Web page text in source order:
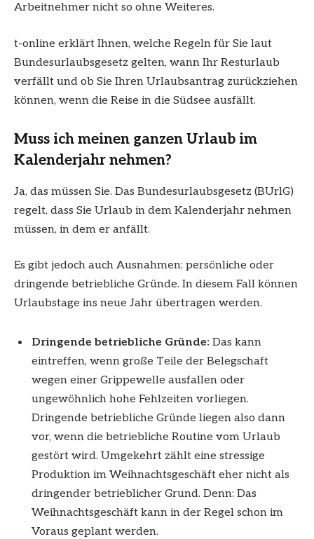
Arbeitnehmer nicht so ohne Weiteres.
t-online erklärt Ihnen, welche Regeln für Sie laut
Bundesurlaubsgesetz gelten, wann Ihr Resturlaub
verfällt und ob Sie Ihren Urlaubsantrag zurückziehen
können, wenn die Reise in die Südsee ausfällt.
Muss ich meinen ganzen Urlaub im
Kalenderjahr nehmen?
Ja, das müssen Sie. Das Bundesurlaubsgesetz (BUrlG)
regelt, dass Sie Urlaub in dem Kalenderjahr nehmen
müssen, in dem er anfällt.
Es gibt jedoch auch Ausnahmen: persönliche oder
dringende betriebliche Gründe. In diesem Fall können
Urlaubstage ins neue Jahr übertragen werden.
Dringende betriebliche Gründe: Das kann
eintreffen, wenn große Teile der Belegschaft
wegen einer Grippewelle ausfallen oder
ungewöhnlich hohe Fehlzeiten vorliegen.
Dringende betriebliche Gründe liegen also dann
vor, wenn die betriebliche Routine vom Urlaub
gestört wird. Umgekehrt zählt eine stressige
Produktion im Weihnachtsgeschäft eher nicht als
dringender betrieblicher Grund. Denn: Das
Weihnachtsgeschäft kann in der Regel schon im
Voraus geplant werden.